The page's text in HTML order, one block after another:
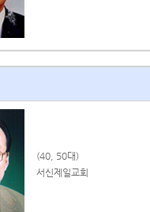
(40, 50대)
서신제일교회